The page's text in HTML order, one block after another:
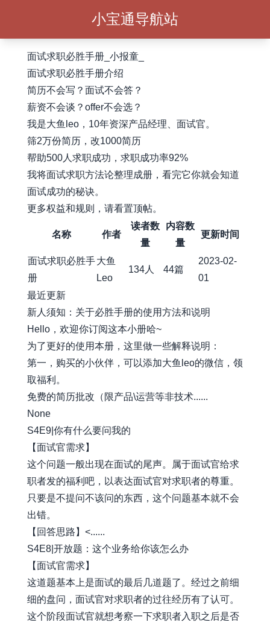
小宝通导航站
面试求职必胜手册_小报童_
面试求职必胜手册介绍
简历不会写？面试不会答？
薪资不会谈？offer不会选？
我是大鱼leo，10年资深产品经理、面试官。
筛2万份简历，改1000简历
帮助500人求职成功，求职成功率92%
我将面试求职方法论整理成册，看完它你就会知道
面试成功的秘诀。
更多权益和规则，请看置顶帖。
名称 作者
读者数
量
内容数
量
更新时间
面试求职必胜手
册
大鱼
Leo
134人 44篇
2023-02-
01
最近更新
新人须知：关于必胜手册的使用方法和说明
Hello，欢迎你订阅这本小册哈~
为了更好的使用本册，这里做一些解释说明：
第一，购买的小伙伴，可以添加大鱼leo的微信，领
取福利。
免费的简历批改（限产品\运营等非技术......
None
S4E9|你有什么要问我的
【面试官需求】
这个问题一般出现在面试的尾声。属于面试官给求
职者发的福利吧，以表达面试官对求职者的尊重。
只要是不提问不该问的东西，这个问题基本就不会
出错。
【回答思路】<......
S4E8|开放题：这个业务给你该怎么办
【面试官需求】
这道题基本上是面试的最后几道题了。经过之前细
细的盘问，面试官对求职者的过往经历有了认可。
这个阶段面试官就想考察一下求职者入职之后是否